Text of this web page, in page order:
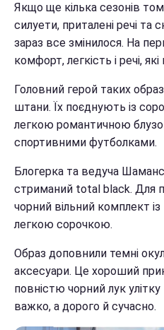
Якщо ще кілька сезонів
силуети, приталені речі та
зараз все змінилося. На
комфорт, легкість і речі,
Головний герой таких
штани. Їх поєднують із
легкою романтичною
спортивними футболками.
Блогерка та ведуча
стриманий total black. Для
чорний вільний комплект
легкою сорочкою.
Образ доповнили темні
аксесуари. Це хороший
повністю чорний лук
важко, а дорого й сучасно.